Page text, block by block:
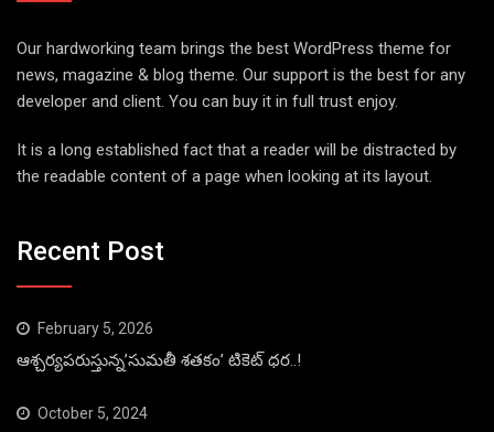
Our hardworking team brings the best WordPress theme for
news, magazine & blog theme. Our support is the best for any
developer and client. You can buy it in full trust enjoy.
It is a long established fact that a reader will be distracted by
the readable content of a page when looking at its layout.
Recent Post
February 5, 2026
ఆశ్చర్యపరుస్తున్న’సుమతీ శతకం’ టికెట్ ధర..!
October 5, 2024